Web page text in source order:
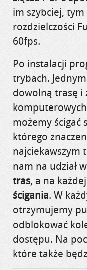
im szybciej,
rozdzielczości
60fps.
Po instalacji
trybach.
dowolną trasę i
możemy ścigać
którego
najciekawszym
nam na udział
tras, a na
ścigania. W
otrzymujemy
odblokować
dostępu. Na
które także